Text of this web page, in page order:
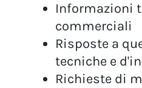
Informazioni
commerciali
Risposte a
tecniche e
Richieste di